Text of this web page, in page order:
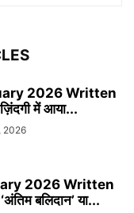
2026 Written
में आया...
2026
2026 Written
बलिदान’ या...